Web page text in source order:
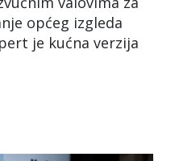
općeg izgleda
je kućna verzija